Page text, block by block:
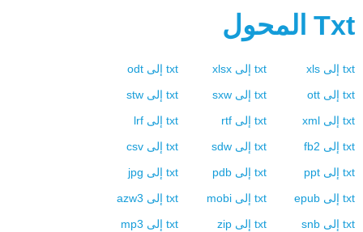
Txt المحول
txt إلى xls
txt إلى xlsx
txt إلى odt
txt إلى ott
txt إلى sxw
txt إلى stw
txt إلى xml
txt إلى rtf
txt إلى lrf
txt إلى fb2
txt إلى sdw
txt إلى csv
txt إلى ppt
txt إلى pdb
txt إلى jpg
txt إلى epub
txt إلى mobi
txt إلى azw3
txt إلى snb
txt إلى zip
txt إلى mp3